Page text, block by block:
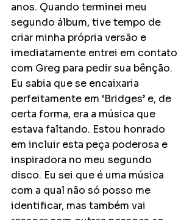
anos. Quando terminei meu
segundo álbum, tive tempo de
criar minha própria versão e
imediatamente entrei em contato
com Greg para pedir sua bênção.
Eu sabia que se encaixaria
perfeitamente em ‘Bridges’ e, de
certa forma, era a música que
estava faltando. Estou honrado
em incluir esta peça poderosa e
inspiradora no meu segundo
disco. Eu sei que é uma música
com a qual não só posso me
identificar, mas também vai